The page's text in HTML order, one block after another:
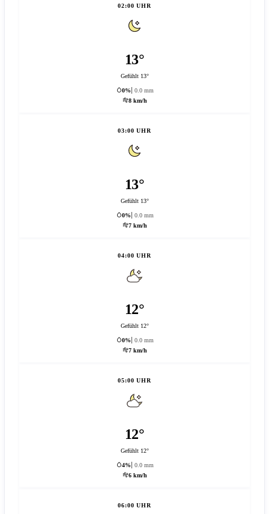
02:00 UHR
13°
Gefühlt 13°
0%
0.0 mm
8 km/h
03:00 UHR
13°
Gefühlt 13°
0%
0.0 mm
7 km/h
04:00 UHR
12°
Gefühlt 12°
0%
0.0 mm
7 km/h
05:00 UHR
12°
Gefühlt 12°
4%
0.0 mm
6 km/h
06:00 UHR